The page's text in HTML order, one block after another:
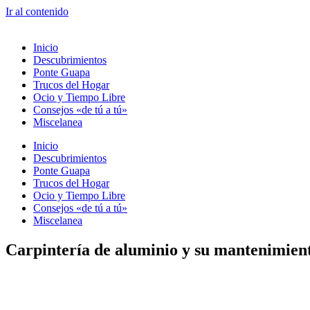
Ir al contenido
Inicio
Descubrimientos
Ponte Guapa
Trucos del Hogar
Ocio y Tiempo Libre
Consejos «de tú a tú»
Miscelanea
Inicio
Descubrimientos
Ponte Guapa
Trucos del Hogar
Ocio y Tiempo Libre
Consejos «de tú a tú»
Miscelanea
Carpintería de aluminio y su